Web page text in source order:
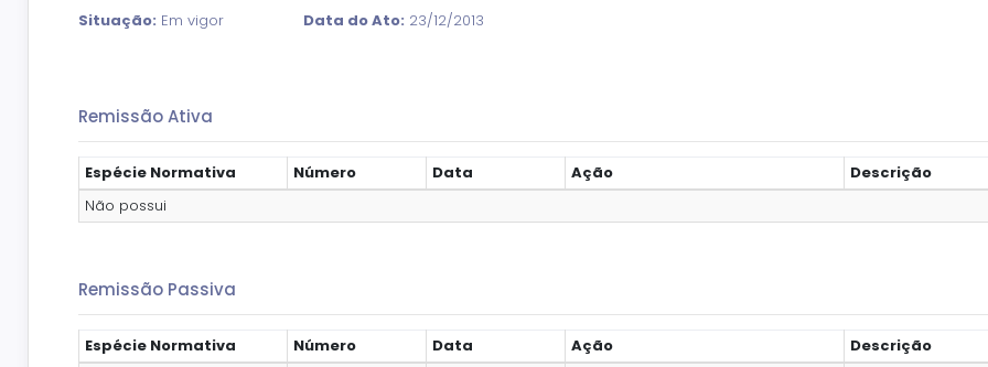
Situação: Em vigor Data do Ato: 23/12/2013
Remissão Ativa
Espécie Normativa Número Data Ação
Descrição
Não possui
Remissão Passiva
Espécie Normativa Número Data Ação
Descrição